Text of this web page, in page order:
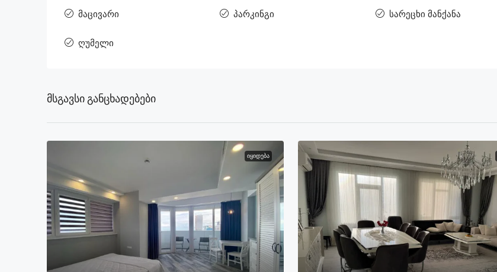
მაცივარი პარკინგი სარეცხი მანქანა
ღუმელი
Მსგავსი Განცხადებები
ᲘᲧᲘᲓᲔᲑᲐ